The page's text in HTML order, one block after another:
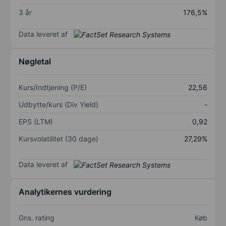
3 år
176,5%
Data leveret af
Nøgletal
Kurs/Indtjening (P/E)
22,56
Udbytte/kurs (Div Yield)
-
EPS (LTM)
0,92
Kursvolatilitet (30 dage)
27,29%
Data leveret af
Analytikernes vurdering
Gns. rating Køb